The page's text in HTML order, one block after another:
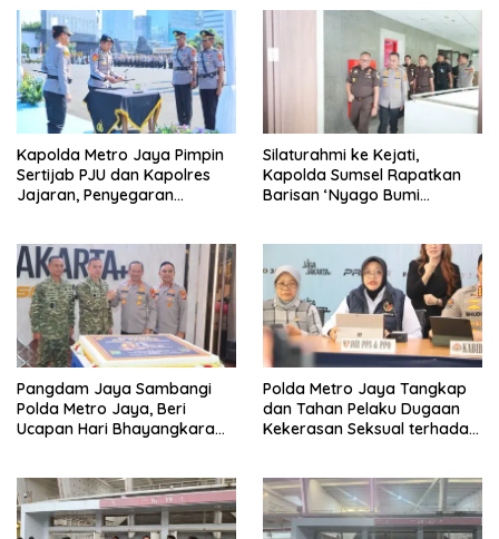
Kapolda Metro Jaya Pimpin
Sertijab PJU dan Kapolres
Jajaran, Penyegaran
Silaturahmi ke Kejati,
Kapolda Sumsel Rapatkan
Barisan ‘Nyago Bumi
Pangdam Jaya Sambangi
Polda Metro Jaya, Beri
Ucapan Hari Bhayangkara
Polda Metro Jaya Tangkap
dan Tahan Pelaku Dugaan
Kekerasan Seksual terhadap